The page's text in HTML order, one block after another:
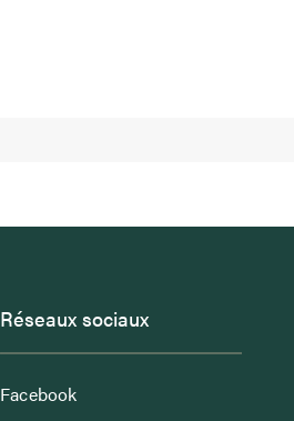
Réseaux sociaux
Facebook